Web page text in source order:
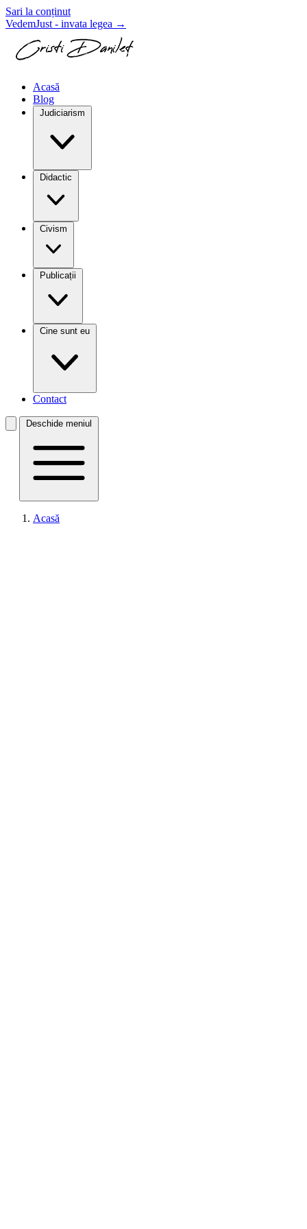
Sari la conținut
VedemJust - invata legea →
Acasă
Blog
Judiciarism
Didactic
Civism
Publicații
Cine sunt eu
Contact
Deschide meniul
Acasă